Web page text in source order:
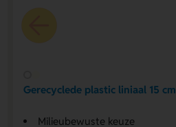
Gerecyclede plastic liniaal 15 cm
Milieubewuste keuze